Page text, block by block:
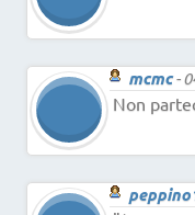
mcmc-
Non